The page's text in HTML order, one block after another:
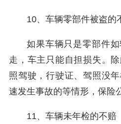
10、车辆零部件被盗的
如果车辆只是零部件
走，车主只能自担损失。
照驾驶，行驶证、驾照没
速发生事故的等情形，保险
11、车辆未年检的不赔